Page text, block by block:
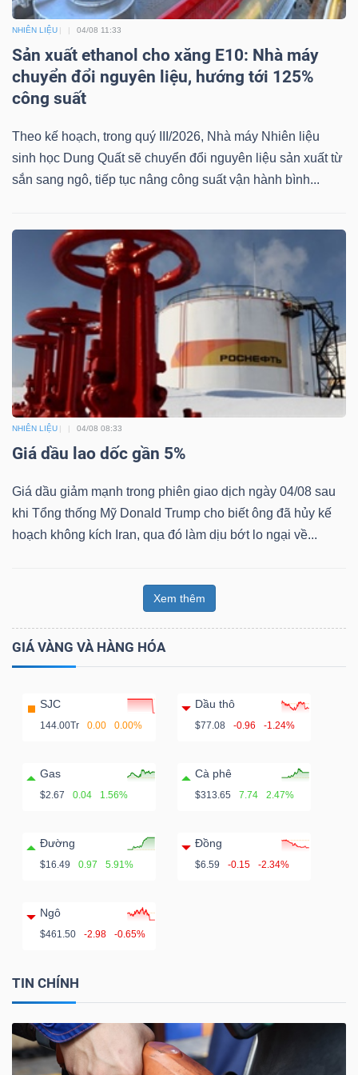
NHIÊN LIỆU 04/08 11:33
Sản xuất ethanol cho xăng E10: Nhà máy
chuyển đổi nguyên liệu, hướng tới 125%
công suất
Theo kế hoạch, trong quý III/2026, Nhà máy Nhiên liệu
sinh học Dung Quất sẽ chuyển đổi nguyên liệu sản xuất từ
sắn sang ngô, tiếp tục nâng công suất vận hành bình...
NHIÊN LIỆU 04/08 08:33
Giá dầu lao dốc gần 5%
Giá dầu giảm mạnh trong phiên giao dịch ngày 04/08 sau
khi Tổng thống Mỹ Donald Trump cho biết ông đã hủy kế
hoạch không kích Iran, qua đó làm dịu bớt lo ngại về...
Xem thêm
GIÁ VÀNG VÀ HÀNG HÓA
SJC
144.00Tr 0.00 0.00%
Dầu thô
$77.08 -0.96 -1.24%
Gas
$2.67 0.04 1.56%
Cà phê
$313.65 7.74 2.47%
Đường
$16.49 0.97 5.91%
Đồng
$6.59 -0.15 -2.34%
Ngô
$461.50 -2.98 -0.65%
TIN CHÍNH